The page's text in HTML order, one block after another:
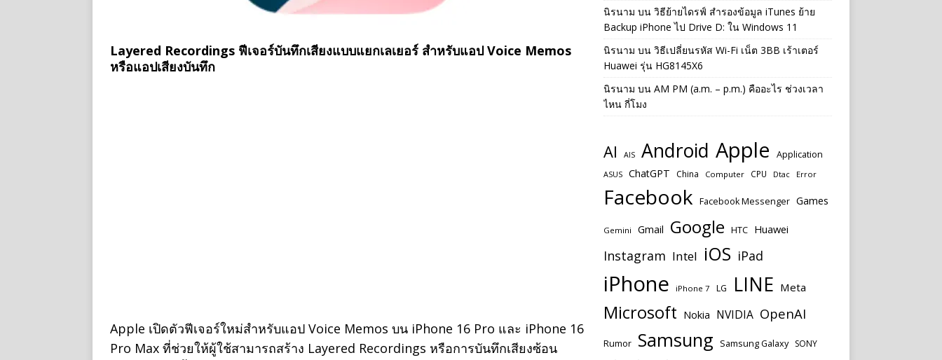
Layered Recordings ฟีเจอร์บันทึกเสียงแบบแยกเลเยอร์ สำหรับแอป Voice Memos
หรือแอปเสียงบันทึก
Apple เปิดตัวฟีเจอร์ใหม่สำหรับแอป Voice Memos บน iPhone 16 Pro และ iPhone 16
Pro Max ที่ช่วยให้ผู้ใช้สามารถสร้าง Layered Recordings หรือการบันทึกเสียงซ้อน
นิรนาม บน วิธีย้ายไดรฟ์ สำรองข้อมูล iTunes ย้าย
Backup iPhone ไป Drive D: ใน Windows 11
นิรนาม บน วิธีเปลี่ยนรหัส Wi-Fi เน็ต 3BB เร้าเตอร์
Huawei รุ่น HG8145X6
นิรนาม บน AM PM (a.m. – p.m.) คืออะไร ช่วงเวลา
ไหน กี่โมง
AI AIS Android Apple Application
ASUS ChatGPT China Computer CPU Dtac Error
Facebook Facebook Messenger Games
Gemini Gmail Google HTC Huawei
Instagram Intel iOS iPad
iPhone iPhone 7 LG LINE Meta
Microsoft Nokia NVIDIA OpenAI
Rumor Samsung Samsung Galaxy SONY